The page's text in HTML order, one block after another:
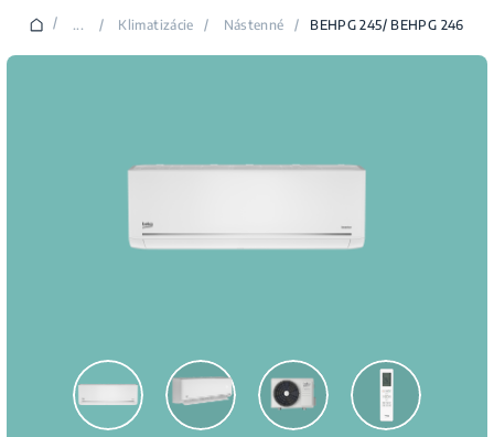
/ ... / Klimatizácie / Nástenné / BEHPG 245/ BEHPG 246